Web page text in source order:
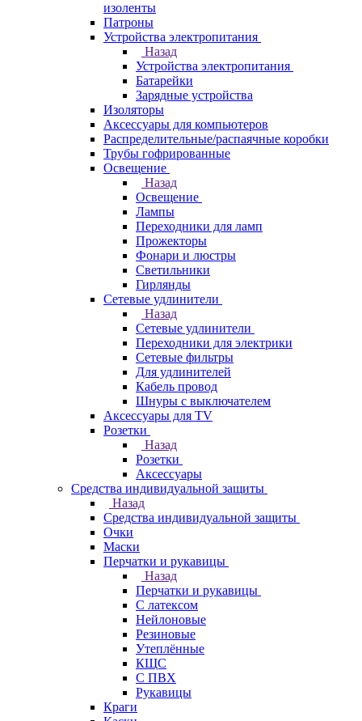
изоленты
Патроны
Устройства электропитания
Назад
Устройства электропитания
Батарейки
Зарядные устройства
Изоляторы
Аксессуары для компьютеров
Распределительные/распаячные коробки
Трубы гофрированные
Освещение
Назад
Освещение
Лампы
Переходники для ламп
Прожекторы
Фонари и люстры
Светильники
Гирлянды
Сетевые удлинители
Назад
Сетевые удлинители
Переходники для электрики
Сетевые фильтры
Для удлинителей
Кабель провод
Шнуры с выключателем
Аксессуары для TV
Розетки
Назад
Розетки
Аксессуары
Средства индивидуальной защиты
Назад
Средства индивидуальной защиты
Очки
Маски
Перчатки и рукавицы
Назад
Перчатки и рукавицы
С латексом
Нейлоновые
Резиновые
Утеплённые
КЩС
С ПВХ
Рукавицы
Краги